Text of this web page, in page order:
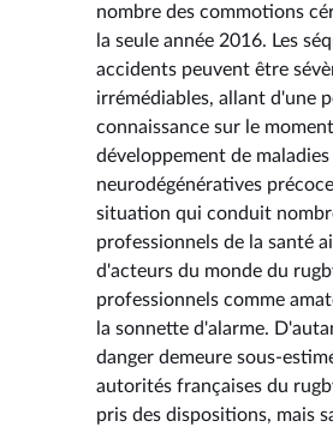
nombre des commotions
la seule année 2016. Les
accidents peuvent être
irrémédiables, allant d'une
connaissance sur le
développement de maladies
neurodégénératives
situation qui conduit
professionnels de la santé
d'acteurs du monde du
professionnels comme
la sonnette d'alarme.
danger demeure sous-
autorités françaises du
pris des dispositions, mais